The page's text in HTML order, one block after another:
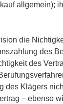
allgemein);
die
des
des
des Klägers
– ebenso